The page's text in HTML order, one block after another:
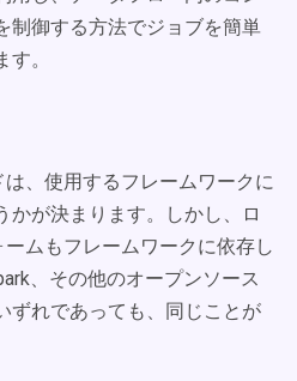
制御する方法でジョブを簡単
。
、使用するフレームワークに
かが決まります。しかし、ロ
ムもフレームワークに依存し
、その他のオープンソース
ずれであっても、同じことが